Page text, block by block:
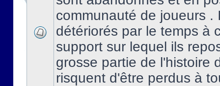
communauté de joueurs .
détériorés par le temps à
support sur lequel ils
grosse partie de l'histoire
risquent d'être perdus à